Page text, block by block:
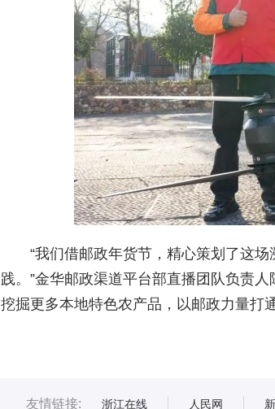
“我们借邮政年货节，精心策划了这场
践。”金华邮政渠道平台部直播团队负责
挖掘更多本地特色农产品，以邮政力量打
友情链接: 浙江在线 人民网